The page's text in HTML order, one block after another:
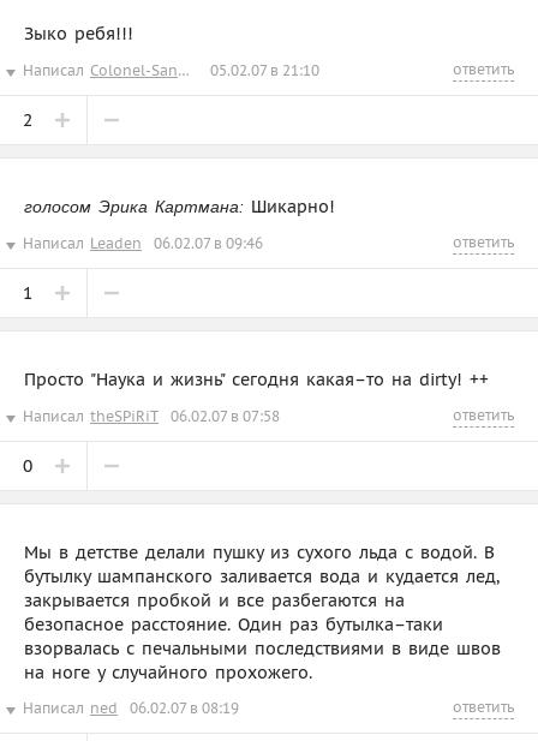
Зыко ребя!!!
Написал Colonel-Sanders 05.02.07 в 21:10 ответить
2
голосом Эрика Картмана: Шикарно!
Написал Leaden 06.02.07 в 09:46 ответить
1
Просто "Наука и жизнь" сегодня какая–то на dirty! ++
Написал theSPiRiT 06.02.07 в 07:58 ответить
0
Мы в детстве делали пушку из сухого льда с водой. В
бутылку шампанского заливается вода и кудается лед,
закрывается пробкой и все разбегаются на
безопасное расстояние. Один раз бутылка–таки
взорвалась с печальными последствиями в виде швов
на ноге у случайного прохожего.
Написал ned 06.02.07 в 08:19 ответить